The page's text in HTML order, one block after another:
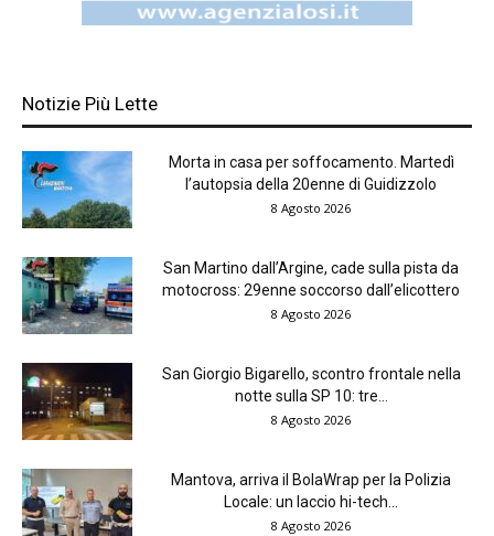
Notizie Più Lette
Morta in casa per soffocamento. Martedì
l’autopsia della 20enne di Guidizzolo
8 Agosto 2026
San Martino dall’Argine, cade sulla pista da
motocross: 29enne soccorso dall’elicottero
8 Agosto 2026
San Giorgio Bigarello, scontro frontale nella
notte sulla SP 10: tre...
8 Agosto 2026
Mantova, arriva il BolaWrap per la Polizia
Locale: un laccio hi-tech...
8 Agosto 2026